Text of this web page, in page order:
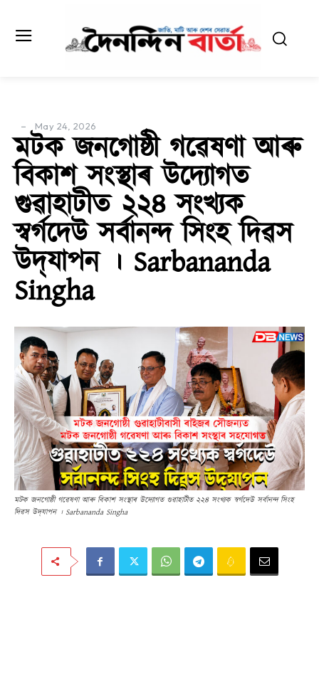
May 24, 2026
মটক জনগোষ্ঠী গৱেষণা আৰু
বিকাশ সংস্থাৰ উদ্যোগত
গুৱাহাটীত ২২৪ সংখ্যক
স্বৰ্গদেউ সৰ্বানন্দ সিংহ দিৱস
উদ্‌যাপন । Sarbananda
Singha
মটক জনগোষ্ঠী গৱেষণা আৰু বিকাশ সংস্থাৰ উদ্যোগত গুৱাহাটীত ২২৪ সংখ্যক স্বৰ্গদেউ সৰ্বানন্দ সিংহ
দিৱস উদ্‌যাপন । Sarbananda Singha